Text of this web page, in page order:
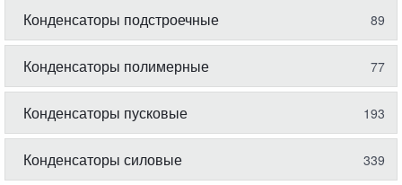
Конденсаторы подстроечные 89
Конденсаторы полимерные 77
Конденсаторы пусковые 193
Конденсаторы силовые 339